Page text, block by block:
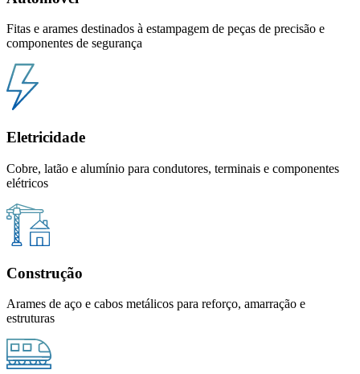
Fitas e arames destinados à estampagem de peças de precisão e
componentes de segurança
Eletricidade
Cobre, latão e alumínio para condutores, terminais e componentes
elétricos
Construção
Arames de aço e cabos metálicos para reforço, amarração e
estruturas